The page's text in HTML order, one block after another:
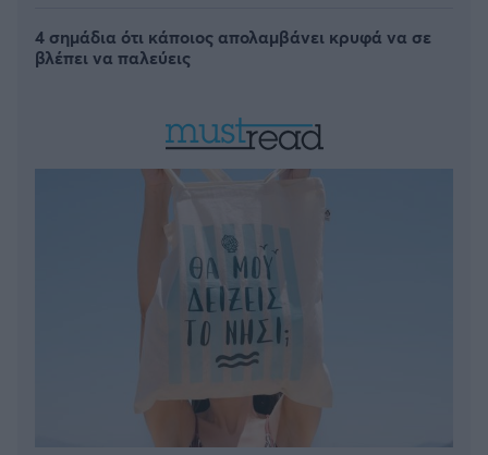
4 σημάδια ότι κάποιος απολαμβάνει κρυφά να σε
βλέπει να παλεύεις